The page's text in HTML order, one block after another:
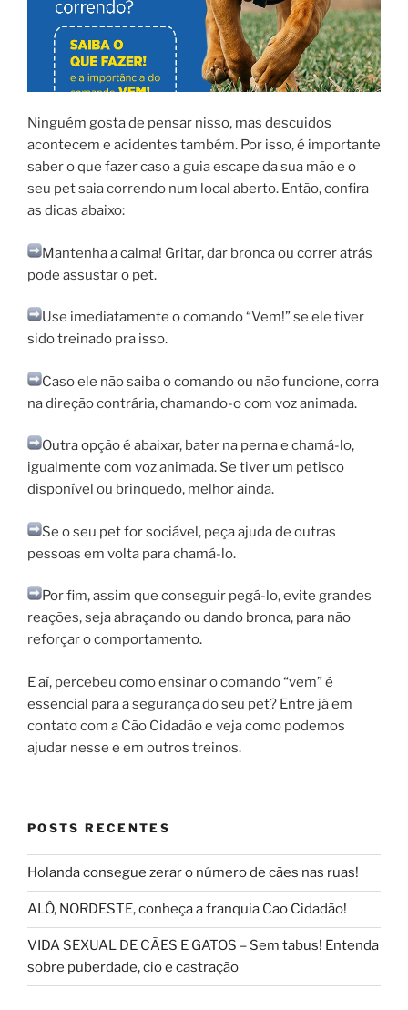
Ninguém gosta de pensar nisso, mas descuidos
acontecem e acidentes também. Por isso, é importante
saber o que fazer caso a guia escape da sua mão e o
seu pet saia correndo num local aberto. Então, confira
as dicas abaixo:
Mantenha a calma! Gritar, dar bronca ou correr atrás
pode assustar o pet.
Use imediatamente o comando “Vem!” se ele tiver
sido treinado pra isso.
Caso ele não saiba o comando ou não funcione, corra
na direção contrária, chamando-o com vozanimada.
Outra opção é abaixar, bater na perna e chamá-lo,
igualmente com voz animada. Se tiver um petisco
disponível ou brinquedo, melhor ainda.
Se o seu pet for sociável, peça ajuda de outras
pessoas em volta para chamá-lo.
Por fim, assim que conseguir pegá-lo, evite grandes
reações, seja abraçando ou dando bronca, para não
reforçar o comportamento.
E aí, percebeu como ensinar o comando “vem” é
essencial para a segurança do seu pet? Entre já em
contato com a Cão Cidadão e veja como podemos
ajudar nesse e em outros treinos.
POSTS RECENTES
Holanda consegue zerar o número de cães nas ruas!
ALÔ, NORDESTE, conheça a franquia Cao Cidadão!
VIDA SEXUAL DE CÃES E GATOS – Sem tabus! Entenda
sobre puberdade, cio e castração